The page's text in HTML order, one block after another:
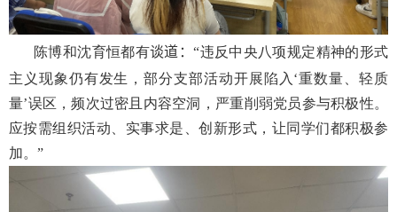
陈博和沈育恒都有谈道：“违反中央八项规定精神的形式
主义现象仍有发生，部分支部活动开展陷入‘重数量、轻质
量’误区，频次过密且内容空洞，严重削弱党员参与积极性。
应按需组织活动、实事求是、创新形式，让同学们都积极参
加。”